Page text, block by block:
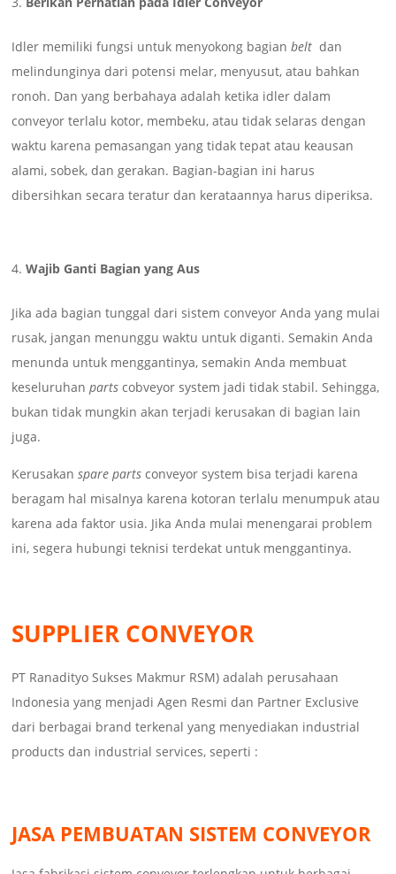
Idler memiliki fungsi untuk menyokong bagianbelt dan
melindunginya dari potensi melar, menyusut, atau bahkan
ronoh. Dan yang berbahaya adalah ketika idler dalam
conveyor terlalu kotor, membeku, atau tidak selaras dengan
waktu karena pemasangan yang tidak tepat atau keausan
alami, sobek, dan gerakan. Bagian-bagian ini harus
dibersihkan secara teratur dan kerataannya harus diperiksa.
Wajib Ganti Bagian yang Aus
Jika ada bagian tunggal dari sistem conveyor Anda yang mulai
rusak, jangan menunggu waktu untuk diganti. Semakin Anda
menunda untuk menggantinya, semakin Anda membuat
keseluruhanpartscobveyor system jadi tidak stabil. Sehingga,
bukan tidak mungkin akan terjadi kerusakan di bagian lain
juga.
Kerusakan spare parts conveyor system bisa terjadi karena
beragam hal misalnya karena kotoran terlalu menumpuk atau
karena ada faktor usia. Jika Anda mulai menengarai problem
ini, segera hubungi teknisi terdekat untuk menggantinya.
SUPPLIER CONVEYOR
PT Ranadityo Sukses Makmur RSM) adalah perusahaan
Indonesia yang menjadi Agen Resmi dan Partner Exclusive
dari berbagai brand terkenal yang menyediakan industrial
products dan industrial services, seperti :
JASA PEMBUATAN SISTEM CONVEYOR